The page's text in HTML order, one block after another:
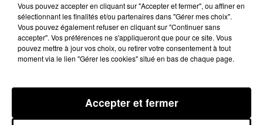
12 février 2025 - 4 min 12 sec
LES INFOS DU COMMINGES DU 12/02/2025 À
08H30
Podcast infos du Comminges
Vous pouvez accepter en cliquant sur "Accepter et fermer", ou affiner en
sélectionnant les finalités et/ou partenaires dans "Gérer mes choix".
Vous pouvez également refuser en cliquant sur "Continuer sans
accepter". Vos préférences ne s'appliqueront que pour ce site. Vous
pouvez mettre à jour vos choix, ou retirer votre consentement à tout
moment via le lien "Gérer les cookies" situé en bas de chaque page.
Accepter et fermer